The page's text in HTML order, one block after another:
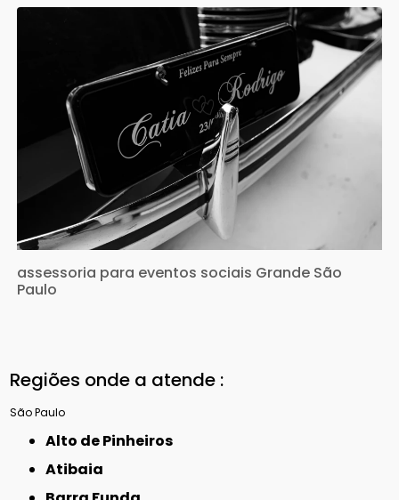
assessoria para eventos sociais Grande São
Paulo
Regiões onde a atende :
São Paulo
Alto de Pinheiros
Atibaia